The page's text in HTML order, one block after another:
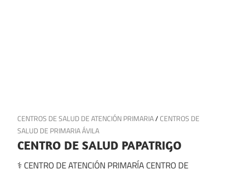
2 de julio de 2025
CENTROS DE SALUD DE ATENCIÓN PRIMARIA/CENTROS DE
SALUD DE PRIMARIA ÁVILA
CENTRO DE SALUD PAPATRIGO
⚕️ CENTRO DE ATENCIÓN PRIMARÍA CENTRO DE